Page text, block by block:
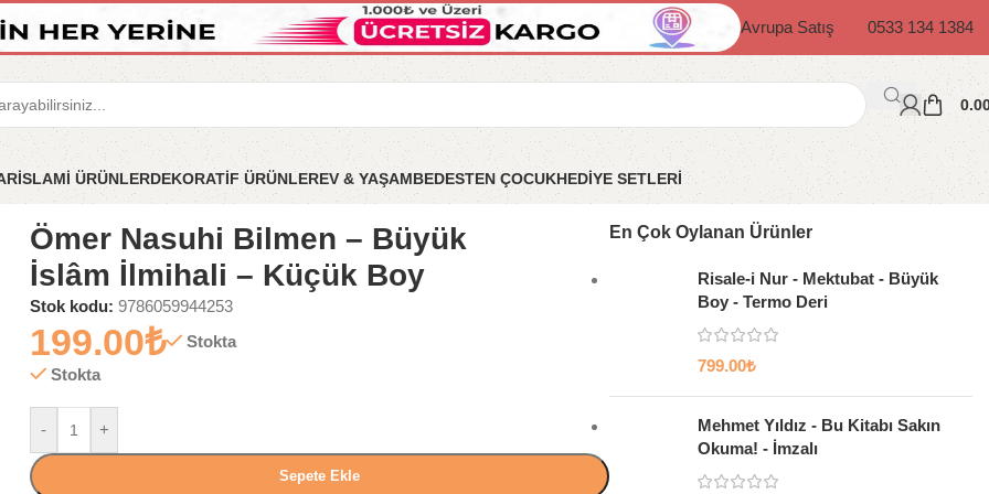
Avrupa Satış 0533 134 1384
İSLAMİ ÜRÜNLERDEKORATİF ÜRÜNLEREV & YAŞAMBEDESTEN ÇOCUKHEDİYE SETLERİ
– Küçük Boy
Ömer Nasuhi Bilmen – Büyük
İslâm İlmihali – Küçük Boy
Stok kodu: 9786059944253
199.00₺
Stokta
Stokta
- +
Sepete Ekle
En Çok Oylanan Ürünler
Risale-i Nur - Mektubat - Büyük
Boy - Termo Deri
799.00₺
Mehmet Yıldız - Bu Kitabı Sakın
Okuma! - İmzalı